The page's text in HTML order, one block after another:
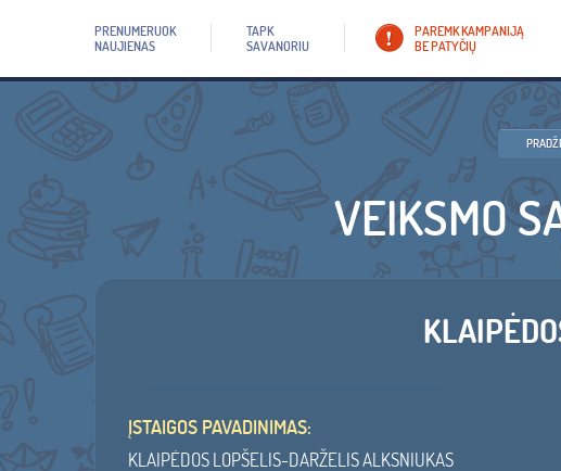
PRENUMERUOK
NAUJIENAS
TAPK
SAVANORIU
PAREMK KAMPANIJĄ
BE PATYČIŲ
VEIKSMO
ĮSTAIGOS PAVADINIMAS:
KLAIPĖDOS LOPŠELIS-DARŽELIS ALKSNIUKAS